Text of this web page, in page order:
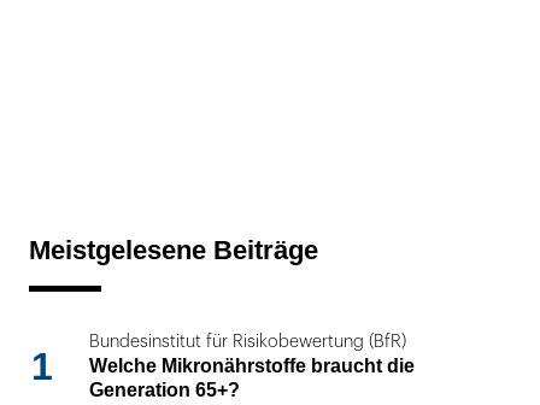
Meistgelesene Beiträge
1
Bundesinstitut für Risikobewertung (BfR)
Welche Mikronährstoffe braucht die
Generation 65+?